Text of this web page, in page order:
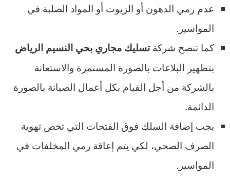
عدم رمي الدهون أو الزيوت أو المواد الصلبة في
المواسير.
كما تنصح شركةتسليك مجاري بحي النسيم الرياض
بتطهير البلاعات بالصورة المستمرة والاستعانة
بالشركة من أجل القيام بكل أعمال الصيانة بالصورة
الدائمة.
يجب إضافة السلك فوق الفتحات التي تخص تهوية
الصرف الصحي، لكي يتم إعاقة رمي المخلفات في
المواسير.